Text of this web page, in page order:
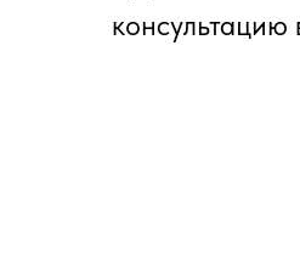
консультацию